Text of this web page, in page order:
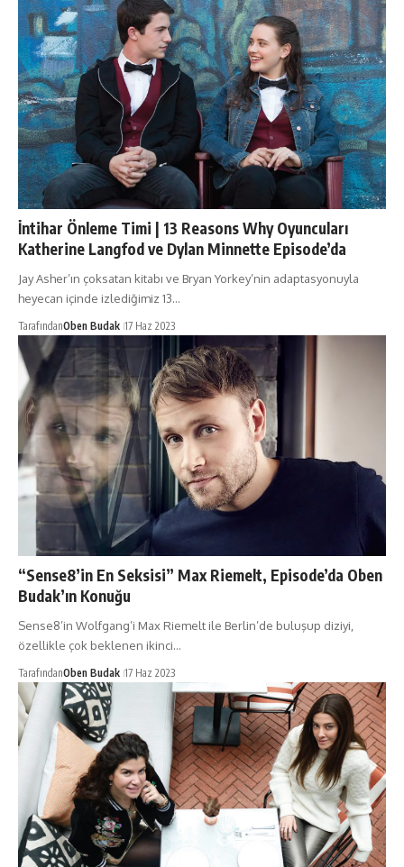
İntihar Önleme Timi | 13 Reasons Why Oyuncuları
Katherine Langfod ve Dylan Minnette Episode’da
Jay Asher’ın çoksatan kitabı ve Bryan Yorkey’nin adaptasyonuyla
heyecan içinde izlediğimiz 13…
TarafındanOben Budak 17 Haz 2023
“Sense8’in En Seksisi” Max Riemelt, Episode’da Oben
Budak’ın Konuğu
Sense8’in Wolfgang’i Max Riemelt ile Berlin’de buluşup diziyi,
özellikle çok beklenen ikinci…
TarafındanOben Budak 17 Haz 2023